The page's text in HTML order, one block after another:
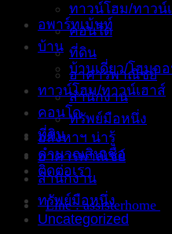
ทาวน์โฮม/ทาวน์
คอนโด
ที่ดิน
อาคารพาณิชย์
สำนักงาน
ทรัพย์มือหนึ่ง
อสังหาฯ น่ารู้
คำนวณสินเชื่อ
ติดต่อเรา
Line : assisterhome
อพาร์ทเม้นท์
บ้าน
บ้านเดี่ยว/โฮมอ
ทาวน์โฮม/ทาวน์เฮาส์
คอนโด
ที่ดิน
อาคารพาณิชย์
สำนักงาน
ทรัพย์มือหนึ่ง
Uncategorized